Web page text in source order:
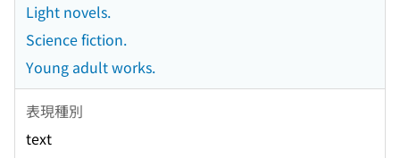
Light novels.
Science fiction.
Young adult works.
表現種別
text